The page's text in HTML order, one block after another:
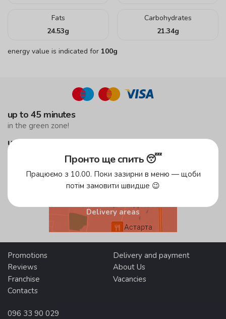
Fats
24.53g
Carbohydrates
21.34g
energy value is indicated for 100g
up to 45 minutes
in the green zone!
up to 59 minutes
in the yellow zone
free delivery
from 500 UAH
Delivery areas
Promotions
Delivery and payment
Reviews
About Us
Franchise
Vacancies
Contacts
096 33 90 029
Пронто ще спить 😴
Працюємо з 10.00. Поки зазирни в меню — щоби
потім замовити швидше 😉